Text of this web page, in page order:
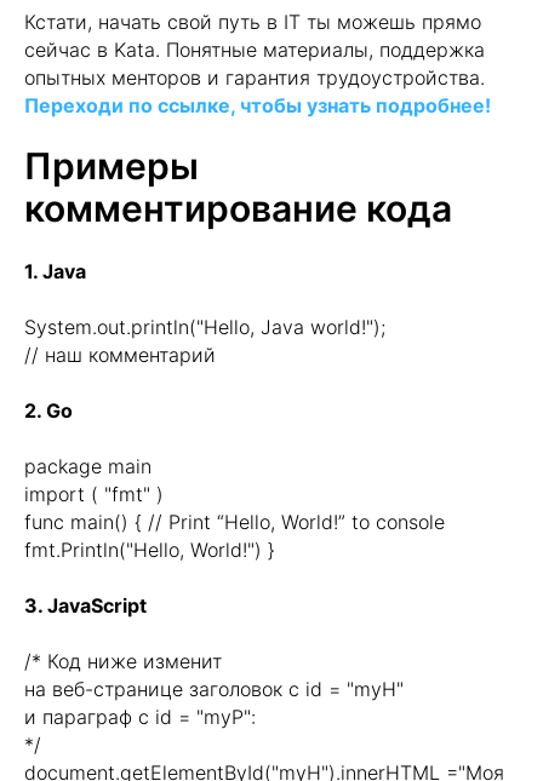
Кстати, начать свой путь в IT ты можешь прямо
сейчас в Kata. Понятные материалы, поддержка
опытных менторов и гарантия трудоустройства.
Переходи по ссылке, чтобы узнать подробнее!
Примеры
комментирование кода
1. Java
System.out.println("Hello, Java world!");
// наш комментарий
2. Go
package main
import ( "fmt" )
func main() { // Print “Hello, World!” to console
fmt.Println("Hello, World!") }
3. JavaScript
/* Код ниже изменит
на веб-странице заголовок с id = "myH"
и параграф с id = "myP":
*/
document.getElementById("myH").innerHTML ="Моя
Выпускники
Все курсы
Блог
Вопросы и ответы
Гибридная оплата
Java-разработчик
Инженер по ручному
тестированию
Go-разработчик
Оплата во время учебы
Фронтенд-разработчик
тестированию
Go-разработчик
info@kata.academy